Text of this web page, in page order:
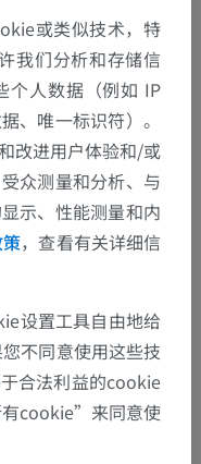
> 肌肉系统盆部>
肉
或类似技术，特
我们分析和存储信
个人数据（例如 IP
、唯一标识符）。
改进用户体验和/或
众测量和分析、与
示、性能测量和内
，查看有关详细信
设置工具自由地给
不同意使用这些技
合法利益的cookie
cookie”来同意使